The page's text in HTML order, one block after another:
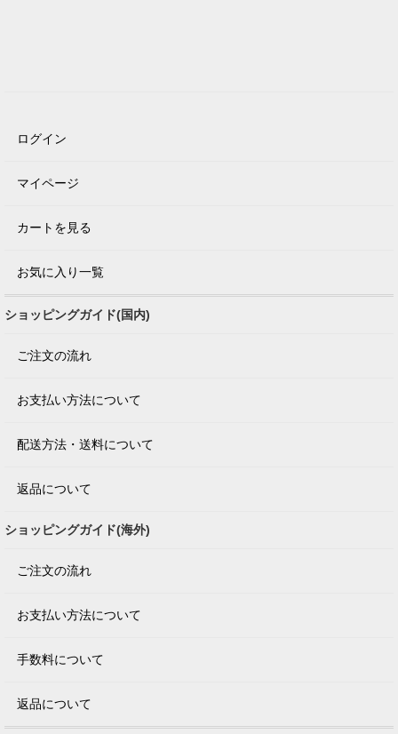
ログイン
マイページ
カートを見る
お気に入り一覧
ショッピングガイド(国内)
ご注文の流れ
お支払い方法について
配送方法・送料について
返品について
ショッピングガイド(海外)
ご注文の流れ
お支払い方法について
手数料について
返品について